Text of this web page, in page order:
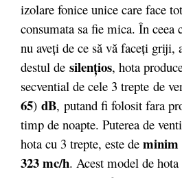
izolare fonice unice care face
consumata sa fie mica. În ceea
nu aveţi de ce să vă faceţi griji,
destul de silenţios, hota
secvential de cele 3 trepte de
65) dB, putand fi folosit fara
timp de noapte. Puterea de
hota cu 3 trepte, este de minim
323 mc/h. Acest model de